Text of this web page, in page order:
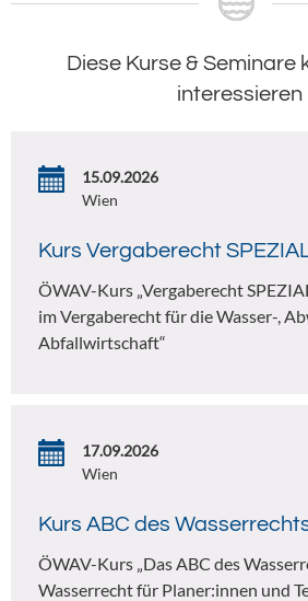
Diese Kurse & Seminare
interessieren
15.09.2026
Wien
Kurs Vergaberecht
ÖWAV-Kurs „Vergaberecht
im Vergaberecht für die Wasser-,
Abfallwirtschaft“
17.09.2026
Wien
Kurs ABC des
ÖWAV-Kurs „Das ABC des
Wasserrecht für Planer:innen und